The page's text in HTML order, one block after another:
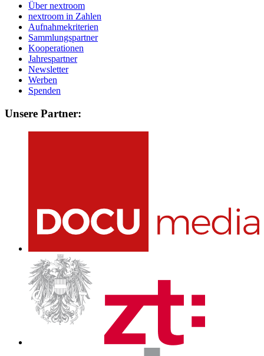
Über nextroom
nextroom in Zahlen
Aufnahmekriterien
Sammlungspartner
Kooperationen
Jahrespartner
Newsletter
Werben
Spenden
Unsere Partner: